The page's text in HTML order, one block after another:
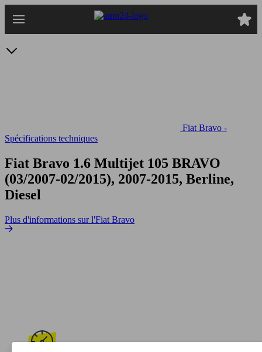
au
Fiat Bravo -
Spécifications techniques
Fiat Bravo 1.6 Multijet 105 BRAVO
(03/2007-02/2015), 2007-2015, Berline,
Diesel
Plus d'informations sur l'Fiat Bravo